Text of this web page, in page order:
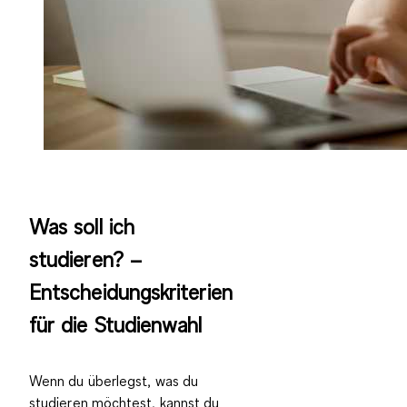
Was soll ich
studieren? –
Entscheidungskriterien
für die Studienwahl
Wenn du überlegst, was du
studieren möchtest, kannst du